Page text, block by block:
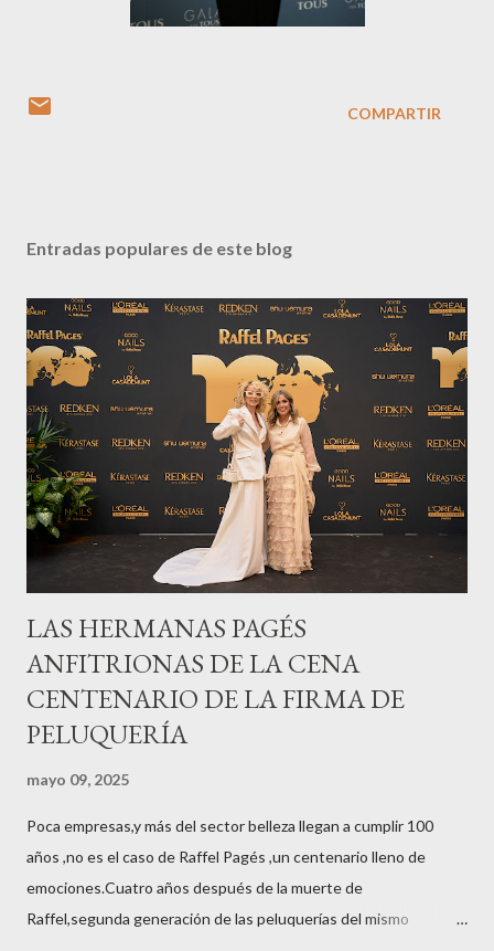
COMPARTIR
Entradas populares de este blog
LAS HERMANAS PAGÉS
ANFITRIONAS DE LA CENA
CENTENARIO DE LA FIRMA DE
PELUQUERÍA
mayo 09, 2025
Poca empresas,y más del sector belleza llegan a cumplir 100
años ,no es el caso de Raffel Pagés ,un centenario lleno de
emociones.Cuatro años después de la muerte de
Raffel,segunda generación de las peluquerías del mismo